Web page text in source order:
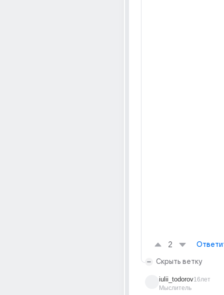
2
Скрыть ветку
iulii_todorov
Мыслитель
16лет